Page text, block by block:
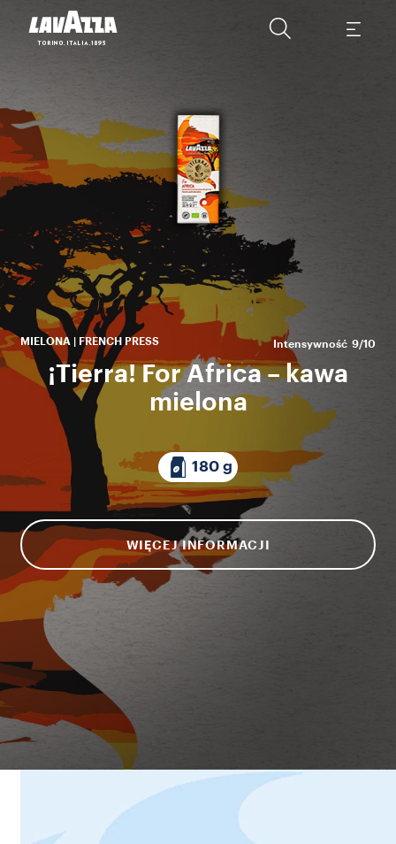
MIELONA | FRENCH PRESS Intensywność 9/10
¡Tierra! For Africa – kawa
mielona
180 g
WIĘCEJ INFORMACJI